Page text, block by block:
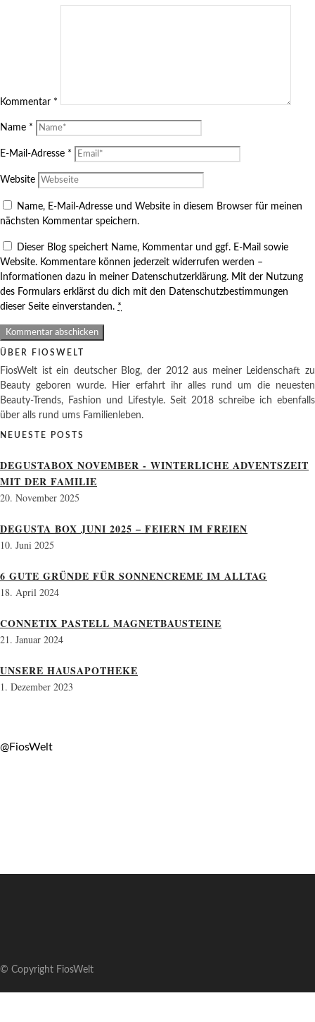
Kommentar *
Name *
E-Mail-Adresse *
Website
Name, E-Mail-Adresse und Website in diesem Browser für meinen
nächsten Kommentar speichern.
Dieser Blog speichert Name, Kommentar und ggf. E-Mail sowie
Website. Kommentare können jederzeit widerrufen werden –
Informationen dazu in meiner Datenschutzerklärung. Mit der Nutzung
des Formulars erklärst du dich mit den Datenschutzbestimmungen
dieser Seite einverstanden. *
ÜBER FIOSWELT
FiosWelt ist ein deutscher Blog, der 2012 aus meiner Leidenschaft zu
Beauty geboren wurde. Hier erfahrt ihr alles rund um die neuesten
Beauty-Trends, Fashion und Lifestyle. Seit 2018 schreibe ich ebenfalls
über alls rund ums Familienleben.
NEUESTE POSTS
DEGUSTABOX NOVEMBER - WINTERLICHE ADVENTSZEIT
MIT DER FAMILIE
20. November 2025
DEGUSTA BOX JUNI 2025 – FEIERN IM FREIEN
10. Juni 2025
6 GUTE GRÜNDE FÜR SONNENCREME IM ALLTAG
18. April 2024
CONNETIX PASTELL MAGNETBAUSTEINE
21. Januar 2024
UNSERE HAUSAPOTHEKE
1. Dezember 2023
@FiosWelt
© Copyright FiosWelt